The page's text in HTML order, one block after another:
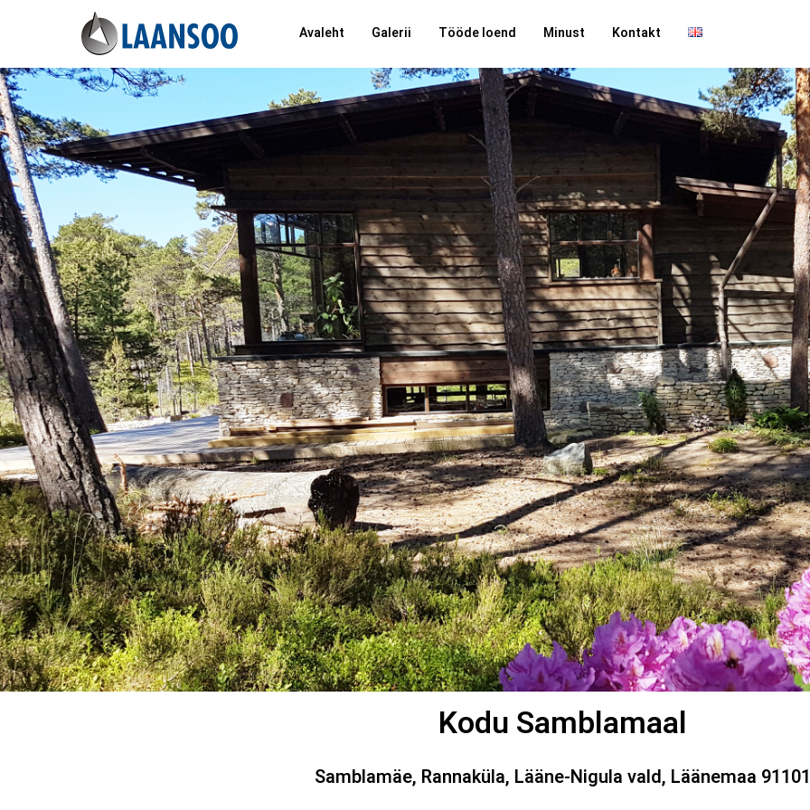
Avaleht Galerii Tööde loend Minust Kontakt
Kodu Samblamaal
Samblamäe, Rannaküla, Lääne-Nigula vald, Läänemaa 91101